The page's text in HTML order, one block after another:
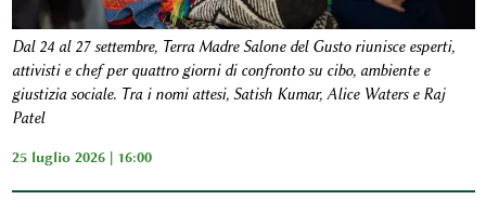
Dal 24 al 27 settembre, Terra Madre Salone del Gusto riunisce esperti,
attivisti e chef per quattro giorni di confronto su cibo, ambiente e
giustizia sociale. Tra i nomi attesi, Satish Kumar, Alice Waters e Raj
Patel
25 luglio 2026 | 16:00